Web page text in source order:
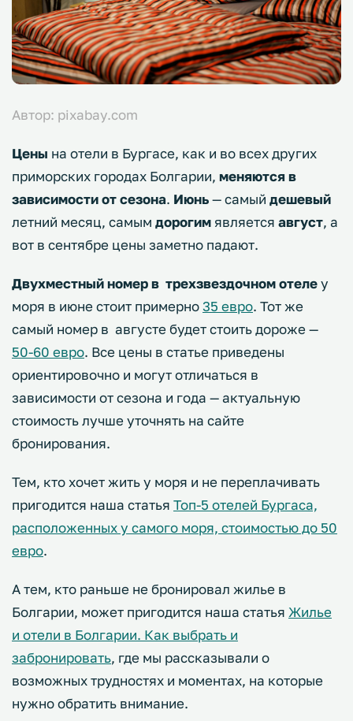
Автор: pixabay.com
Цены на отели в Бургасе, как и во всех других
приморских городах Болгарии, меняются в
зависимости от сезона. Июнь— самый дешевый
летний месяц, самым дорогим является август, а
вот в сентябре цены заметно падают.
Двухместный номер в трехзвездочном отелеу
моря в июне стоит примерно35 евро. Тот же
самый номер в августе будет стоить дороже —
50-60 евро. Все цены в статье приведены
ориентировочно и могут отличаться в
зависимости от сезона и года — актуальную
стоимость лучше уточнять на сайте
бронирования.
Тем, кто хочет жить у моря и не переплачивать
пригодится наша статья Топ-5 отелей Бургаса,
расположенных у самого моря, стоимостью до 50
евро.
А тем, кто раньше не бронировал жилье в
Болгарии, может пригодится наша статья Жилье
и отели в Болгарии. Как выбрать и
забронировать, где мы рассказывали о
возможных трудностях и моментах, на которые
нужно обратить внимание.